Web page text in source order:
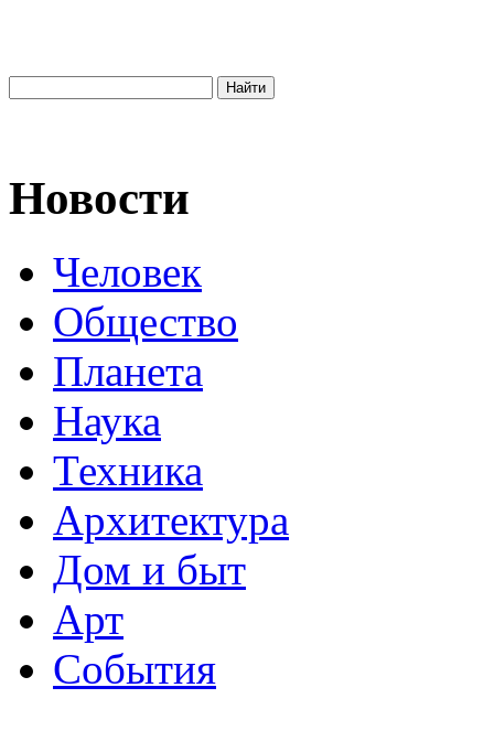
Новости
Человек
Общество
Планета
Наука
Техника
Архитектура
Дом и быт
Арт
События